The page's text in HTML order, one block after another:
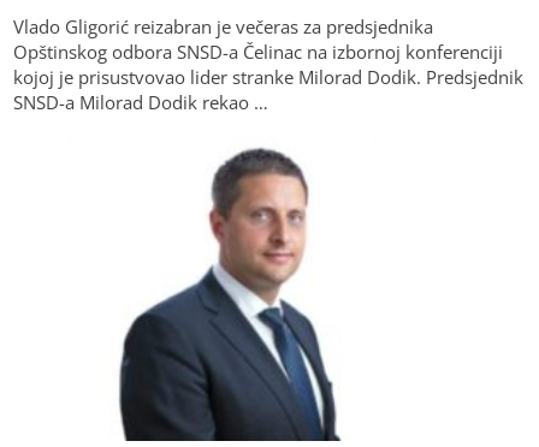
Vlado Gligorić reizabran je večeras za predsjednika
Opštinskog odbora SNSD-a Čelinac na izbornoj konferenciji
kojoj je prisustvovao lider stranke Milorad Dodik. Predsjednik
SNSD-a Milorad Dodik rekao …